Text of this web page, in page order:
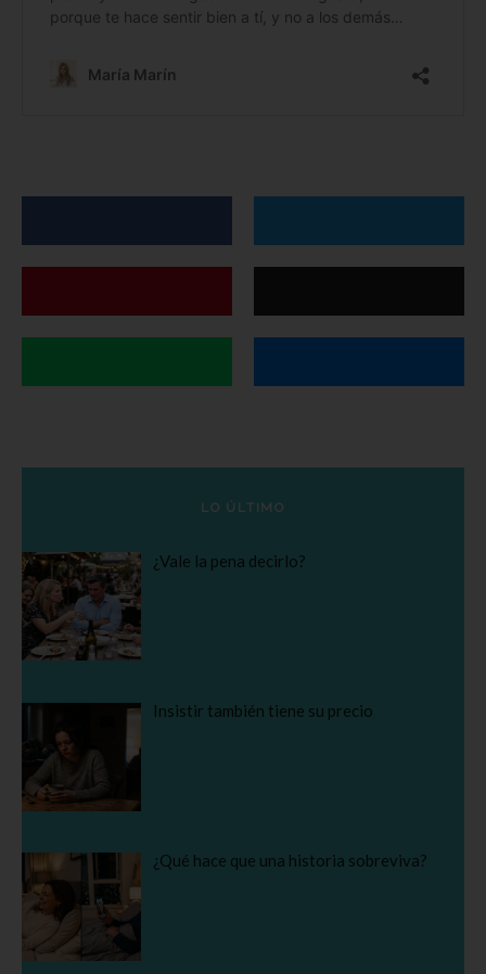
LO ÚLTIMO
¿Vale la pena decirlo?
Insistir también tiene su precio
¿Qué hace que una historia sobreviva?